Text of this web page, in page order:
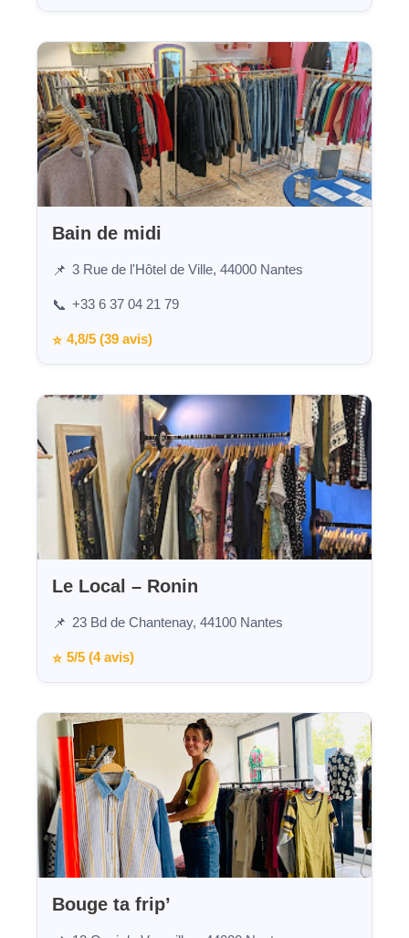
Bain de midi
📌 3 Rue de l'Hôtel de Ville, 44000 Nantes
📞 +33 6 37 04 21 79
⭐ 4,8/5 (39 avis)
Le Local – Ronin
📌 23 Bd de Chantenay, 44100 Nantes
⭐ 5/5 (4 avis)
Bouge ta frip’